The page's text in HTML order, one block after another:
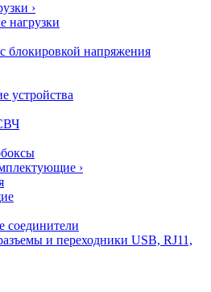
›
нагрузки
блокировкой напряжения
устройства
›
соединители
и переходники USB, RJ11,